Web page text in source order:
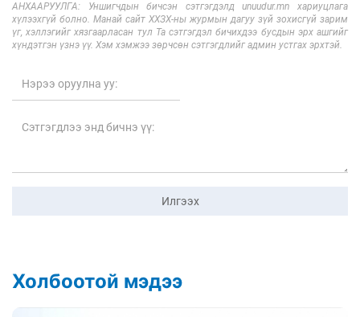
АНХААРУУЛГА: Уншигчдын бичсэн сэтгэгдэлд unuudur.mn хариуцлага
хүлээхгүй болно. Манай сайт ХХЗХ-ны журмын дагуу зүй зохисгүй зарим
үг, хэллэгийг хязгаарласан тул Та сэтгэгдэл бичихдээ бусдын эрх ашгийг
хүндэтгэн үзнэ үү. Хэм хэмжээ зөрчсөн сэтгэгдлийг админ устгах эрхтэй.
Илгээх
Холбоотой мэдээ